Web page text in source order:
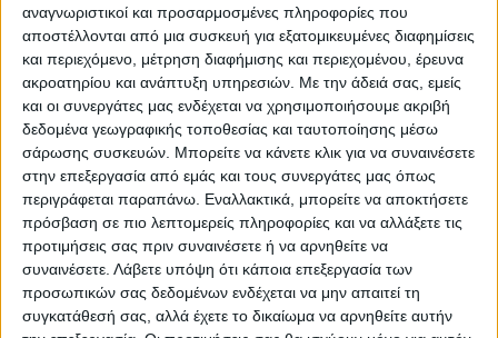
αναγνωριστικοί και προσαρμοσμένες πληροφορίες που
αποστέλλονται από μια συσκευή για εξατομικευμένες διαφημίσεις
και περιεχόμενο, μέτρηση διαφήμισης και περιεχομένου, έρευνα
ακροατηρίου και ανάπτυξη υπηρεσιών. Με την άδειά σας, εμείς
και οι συνεργάτες μας ενδέχεται να χρησιμοποιήσουμε ακριβή
δεδομένα γεωγραφικής τοποθεσίας και ταυτοποίησης μέσω
σάρωσης συσκευών. Μπορείτε να κάνετε κλικ για να συναινέσετε
στην επεξεργασία από εμάς και τους συνεργάτες μας όπως
περιγράφεται παραπάνω. Εναλλακτικά, μπορείτε να αποκτήσετε
πρόσβαση σε πιο λεπτομερείς πληροφορίες και να αλλάξετε τις
προτιμήσεις σας πριν συναινέσετε ή να αρνηθείτε να
συναινέσετε. Λάβετε υπόψη ότι κάποια επεξεργασία των
προσωπικών σας δεδομένων ενδέχεται να μην απαιτεί τη
συγκατάθεσή σας, αλλά έχετε το δικαίωμα να αρνηθείτε αυτήν
ΝΕΟΣ ΑΓΩΝ
https://neosagon.gr
Η Αρχαιότερη Καθημερινή Πρωινή Εφημερίδα της Καρδίτσας